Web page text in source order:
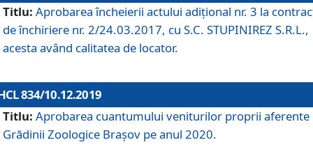
Titlu: Aprobarea încheierii actului adițional nr. 3 la
de închiriere nr. 2/24.03.2017, cu S.C. STUPINIREZ S.R.L.,
acesta având calitatea de locator.
834/10.12.2019
Titlu: Aprobarea cuantumului veniturilor proprii aferente
Grădinii Zoologice Braşov pe anul 2020.